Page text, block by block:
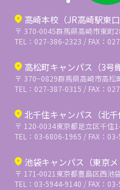
高崎本校（JR高崎駅東口
〒 370-0045群馬県高崎市東町
TEL：027-386-2323 / FAX：
高松町キャンパス（3号
〒 370−0829群馬県高崎市高松
TEL：027-387-0315 / FAX：
北千住キャンパス（北千
〒 120-0034東京都足立区千住
TEL：03-6806-1965 / FAX：
池袋キャンパス（東京
〒 171-0021東京都豊島区西池
TEL：03-5944-9140 / FAX：